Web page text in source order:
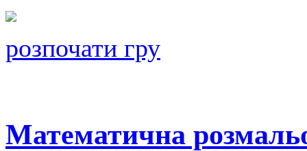
розпочати гру
Математична